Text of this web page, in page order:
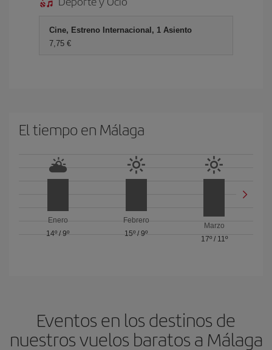
Cine, Estreno Internacional, 1 Asiento
7,75 €
El tiempo en Málaga
Enero
14º /9º
Febrero
15º / 9º
Marzo
17º/ 11º
Eventos en los destinos de
nuestros vuelos baratos a Málaga